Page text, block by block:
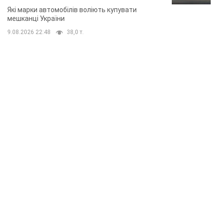
Які марки автомобілів воліють купувати
мешканці України
9.08.2026 22:48 38,0 т.